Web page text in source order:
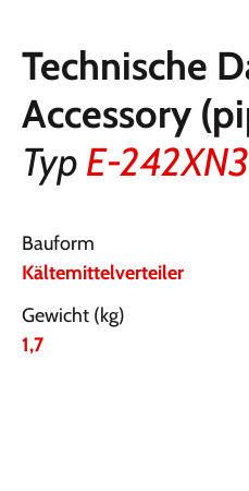
Technische
Accessory
Typ E-242XN3
Bauform
Kältemittelverteiler
Gewicht (kg)
1,7